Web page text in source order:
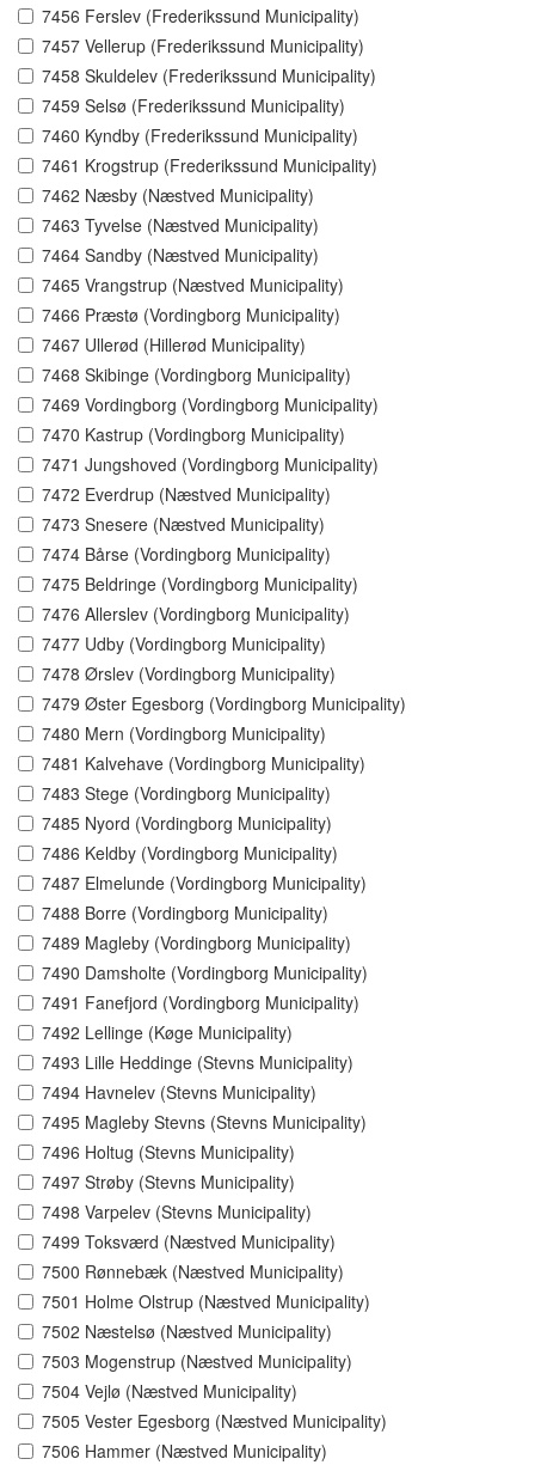
7456 Ferslev (Frederikssund Municipality)
7457 Vellerup (Frederikssund Municipality)
7458 Skuldelev (Frederikssund Municipality)
7459 Selsø (Frederikssund Municipality)
7460 Kyndby (Frederikssund Municipality)
7461 Krogstrup (Frederikssund Municipality)
7462 Næsby (Næstved Municipality)
7463 Tyvelse (Næstved Municipality)
7464 Sandby (Næstved Municipality)
7465 Vrangstrup (Næstved Municipality)
7466 Præstø (Vordingborg Municipality)
7467 Ullerød (Hillerød Municipality)
7468 Skibinge (Vordingborg Municipality)
7469 Vordingborg (Vordingborg Municipality)
7470 Kastrup (Vordingborg Municipality)
7471 Jungshoved (Vordingborg Municipality)
7472 Everdrup (Næstved Municipality)
7473 Snesere (Næstved Municipality)
7474 Bårse (Vordingborg Municipality)
7475 Beldringe (Vordingborg Municipality)
7476 Allerslev (Vordingborg Municipality)
7477 Udby (Vordingborg Municipality)
7478 Ørslev (Vordingborg Municipality)
7479 Øster Egesborg (Vordingborg Municipality)
7480 Mern (Vordingborg Municipality)
7481 Kalvehave (Vordingborg Municipality)
7483 Stege (Vordingborg Municipality)
7485 Nyord (Vordingborg Municipality)
7486 Keldby (Vordingborg Municipality)
7487 Elmelunde (Vordingborg Municipality)
7488 Borre (Vordingborg Municipality)
7489 Magleby (Vordingborg Municipality)
7490 Damsholte (Vordingborg Municipality)
7491 Fanefjord (Vordingborg Municipality)
7492 Lellinge (Køge Municipality)
7493 Lille Heddinge (Stevns Municipality)
7494 Havnelev (Stevns Municipality)
7495 Magleby Stevns (Stevns Municipality)
7496 Holtug (Stevns Municipality)
7497 Strøby (Stevns Municipality)
7498 Varpelev (Stevns Municipality)
7499 Toksværd (Næstved Municipality)
7500 Rønnebæk (Næstved Municipality)
7501 Holme Olstrup (Næstved Municipality)
7502 Næstelsø (Næstved Municipality)
7503 Mogenstrup (Næstved Municipality)
7504 Vejlø (Næstved Municipality)
7505 Vester Egesborg (Næstved Municipality)
7506 Hammer (Næstved Municipality)